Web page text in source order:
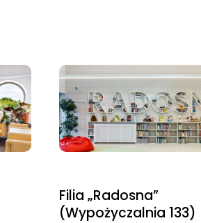
Filia „Radosna”
(Wypożyczalnia 133)